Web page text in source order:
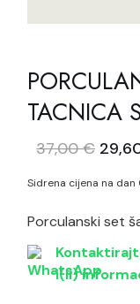
TACNICA
37,00€
bila
je:
Sidrena cijena na
Porculanski set
i(li)